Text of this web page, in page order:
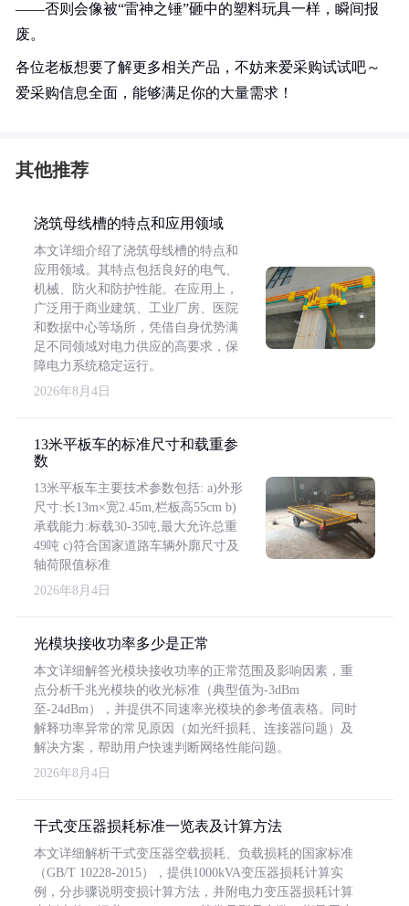
——否则会像被“雷神之锤”砸中的塑料玩具一样，瞬间报
废。
各位老板想要了解更多相关产品，不妨来爱采购试试吧～
爱采购信息全面，能够满足你的大量需求！
其他推荐
浇筑母线槽的特点和应用领域
本文详细介绍了浇筑母线槽的特点和
应用领域。其特点包括良好的电气、
机械、防火和防护性能。在应用上，
广泛用于商业建筑、工业厂房、医院
和数据中心等场所，凭借自身优势满
足不同领域对电力供应的高要求，保
障电力系统稳定运行。
2026年8月4日
13米平板车的标准尺寸和载重参
数
13米平板车主要技术参数包括: a)外形
尺寸:长13m×宽2.45m,栏板高55cm b)
承载能力:标载30-35吨,最大允许总重
49吨 c)符合国家道路车辆外廓尺寸及
轴荷限值标准
2026年8月4日
光模块接收功率多少是正常
本文详细解答光模块接收功率的正常范围及影响因素，重
点分析千兆光模块的收光标准（典型值为-3dBm
至-24dBm），并提供不同速率光模块的参考值表格。同时
解释功率异常的常见原因（如光纤损耗、连接器问题）及
解决方案，帮助用户快速判断网络性能问题。
2026年8月4日
干式变压器损耗标准一览表及计算方法
本文详细解析干式变压器空载损耗、负载损耗的国家标准
（GB/T 10228-2015），提供1000kVA变压器损耗计算实
例，分步骤说明变损计算方法，并附电力变压器损耗计算